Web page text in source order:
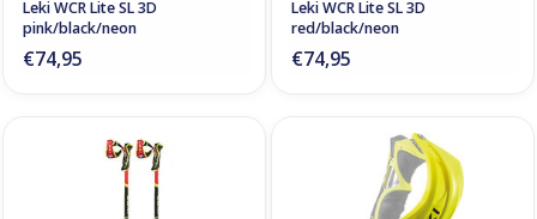
Leki WCR Lite SL 3D
pink/black/neon
€74,95
Leki WCR Lite SL 3D
red/black/neon
€74,95